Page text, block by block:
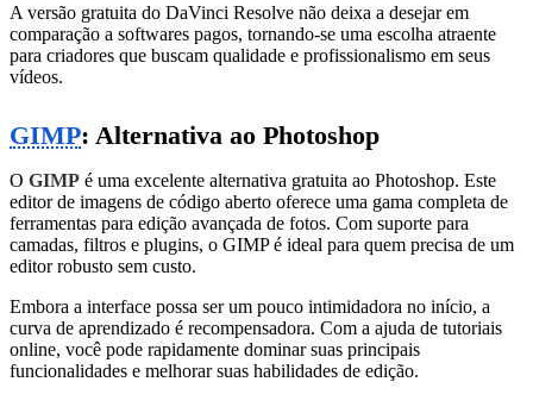
A versão gratuita do DaVinci Resolve não deixa a desejar em
comparação a softwares pagos, tornando-se uma escolha atraente
para criadores que buscam qualidade e profissionalismo em seus
vídeos.
GIMP: Alternativa ao Photoshop
O GIMP é uma excelente alternativa gratuita ao Photoshop. Este
editor de imagens de código aberto oferece uma gama completa de
ferramentas para edição avançada de fotos. Com suporte para
camadas, filtros e plugins, o GIMP é ideal para quem precisa de um
editor robusto sem custo.
Embora a interface possa ser um pouco intimidadora no início, a
curva de aprendizado é recompensadora. Com a ajuda de tutoriais
online, você pode rapidamente dominar suas principais
funcionalidades e melhorar suas habilidades de edição.